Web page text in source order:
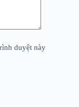
duyệt này